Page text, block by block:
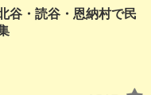
谷・読谷・恩納村で民